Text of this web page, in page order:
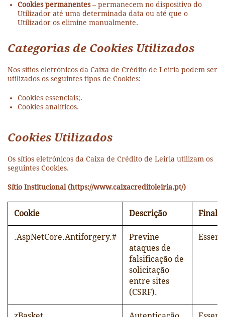
Cookies permanentes– permanecem no dispositivo do
Utilizador até uma determinada data ou até que o
Utilizador os elimine manualmente.
Categorias de Cookies Utilizados
Nos sítios eletrónicos da Caixa de Crédito de Leiria podem ser
utilizados os seguintes tipos de Cookies:
Cookies essenciais;.
Cookies analíticos.
Cookies Utilizados
Os sítios eletrónicos da Caixa de Crédito de Leiria utilizam os
seguintes Cookies.
Sítio Institucional (https://www.caixacreditoleiria.pt/)
Cookie Descrição
.AspNetCore.Antiforgery.#
Previne
ataques de
falsificação de
solicitação
entre sites
(CSRF).